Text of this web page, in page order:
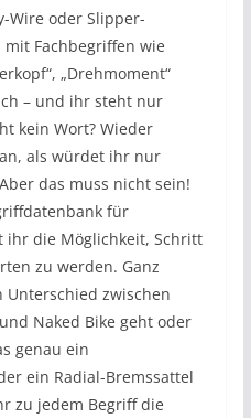
Wire oder Slipper-
Fachbegriffen wie
„Drehmoment“
– und ihr steht nur
kein Wort? Wieder
als würdet ihr nur
das muss nicht sein!
für
die Möglichkeit, Schritt
zu werden. Ganz
Unterschied zwischen
Naked Bike geht oder
genau ein
ein Radial-Bremssattel
zu jedem Begriff die